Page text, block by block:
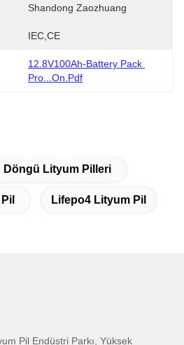
Shandong Zaozhuang
IEC,CE
12.8V100Ah-Battery Pack
Pro...on.pdf
Döngü Lityum Pilleri
Lifepo4 Lityum Pil
Pil Endüstri Parkı, Yüksek